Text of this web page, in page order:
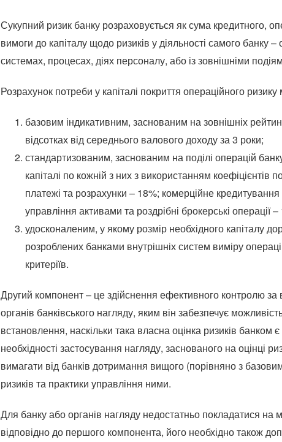
Сукупний ризик банку розраховується як сума кредитного,
вимоги до капіталу щодо ризиків у діяльності самого банку
системах, процесах, діях персоналу, або із зовнішніми
Розрахунок потреби у капіталі покриття операційного
базовим індикативним, заснованим на зовнішніх
відсотках від середнього валового доходу за 3 роки;
стандартизованим, заснованим на поділі операцій
капіталі по кожній з них з використанням коефіцієнтів
платежі та розрахунки – 18%; комерційне кредитування
управління активами та роздрібні брокерські операції
удосконаленим, у якому розмір необхідного капіталу
розроблених банками внутрішніх систем виміру
критеріїв.
Другий компонент – це здійснення ефективного контролю
органів банківського нагляду, яким він забезпечує
встановлення, наскільки така власна оцінка ризиків
необхідності застосування нагляду, заснованого на оцінці
вимагати від банків дотримання вищого (порівняно з
ризиків та практики управління ними.
Для банку або органів нагляду недостатньо покладатися на
відповідно до першого компонента, його необхідно також